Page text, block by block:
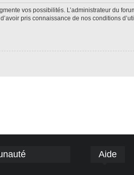
vos possibilités. L’administrateur du
pris connaissance de nos conditions
Aide